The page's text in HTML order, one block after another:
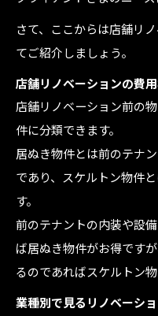
さて、ここからは店舗リ
てご紹介しましょう。
店舗リノベーションの費
店舗リノベーション前の
件に分類できます。
居ぬき物件とは前のテナ
であり、スケルトン物件
す。
前のテナントの内装や設
ば居ぬき物件がお得です
るのであればスケルトン
業種別で見るリノベーシ